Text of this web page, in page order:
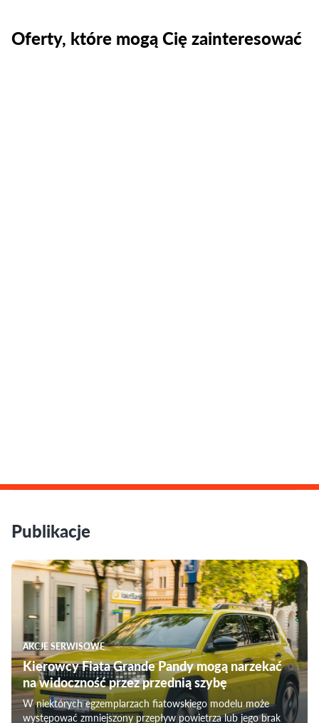
Oferty, które mogą Cię zainteresować
Publikacje
AKCJE SERWISOWE
Kierowcy Fiata Grande Pandy mogą narzekać
na widoczność przez przednią szybę
W niektórych egzemplarzach fiatowskiego modelu może
występować zmniejszony przepływ powietrza lub jego brak